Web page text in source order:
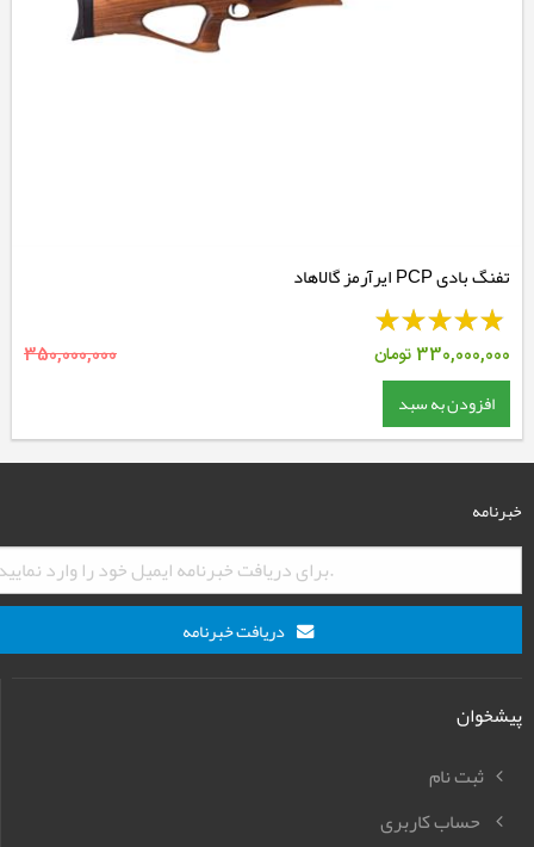
تفنگ بادی PCP ایرآرمز گالاهاد
330,000,000تومان 350,000,000
افزودن به سبد
خبرنامه
دریافت خبرنامه
پیشخوان
ثبت نام
حساب کاربری